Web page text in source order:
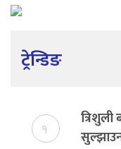
ट्रेन्डिङ
१
त्रिशुली